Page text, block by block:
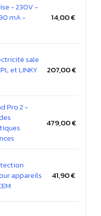
- 230V -
mA -
14,00 €
sale
et LINKY
207,00 €
Pro 2 -
479,00 €
appareils
41,90 €